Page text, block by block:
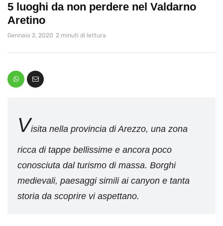
5 luoghi da non perdere nel Valdarno
Aretino
Gennaio 2, 2020 2 minuti di lettura
Visita nella provincia di Arezzo, una zona
ricca di tappe bellissime e ancora poco
conosciuta dal turismo di massa. Borghi
medievali, paesaggi simili ai canyon e tanta
storia da scoprire vi aspettano.